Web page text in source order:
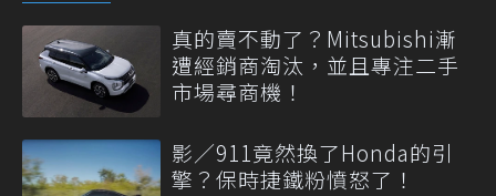
真的賣不動了？Mitsubishi漸
遭經銷商淘汰，並且專注二手
市場尋商機！
影／911竟然換了Honda的引
擎？保時捷鐵粉憤怒了！